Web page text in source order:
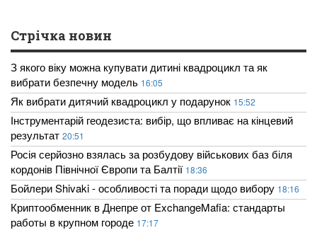
Стрічка новин
З якого віку можна купувати дитині квадроцикл та як
вибрати безпечну модель 16:05
Як вибрати дитячий квадроцикл у подарунок 15:52
Інструментарій геодезиста: вибір, що впливає на кінцевий
результат 20:51
Росія серйозно взялась за розбудову військових баз біля
кордонів Північної Європи та Балтії 18:36
Бойлери Shivaki - особливості та поради щодо вибору 18:16
Криптообменник в Днепре от ExchangeMafia: стандарты
работы в крупном городе 17:17